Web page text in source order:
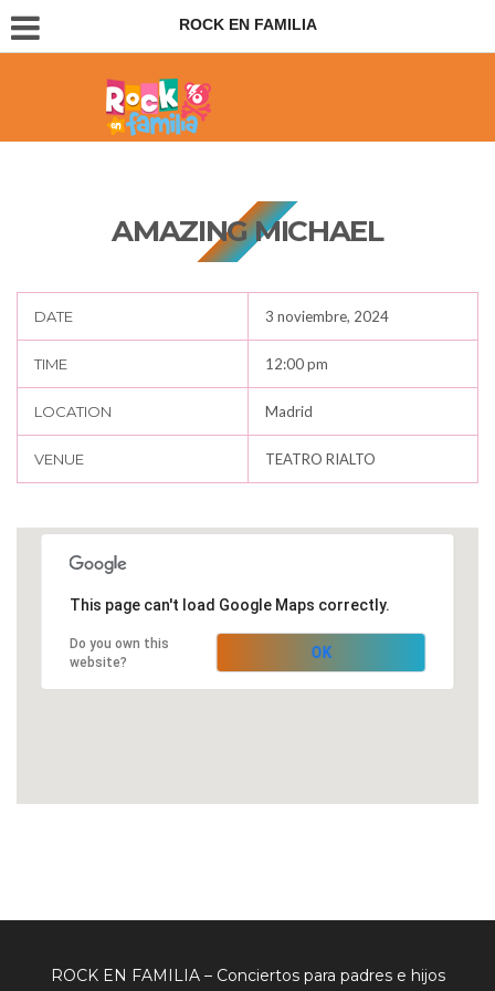
ROCK EN FAMILIA
Conciertos para padres e hijos
AMAZING MICHAEL
DATE 3 noviembre, 2024
TIME 12:00 pm
LOCATION Madrid
VENUE TEATRO RIALTO
This page can't load Google Maps correctly.
Do you own this
website?
OK
ROCK EN FAMILIA – Conciertos para padres e hijos